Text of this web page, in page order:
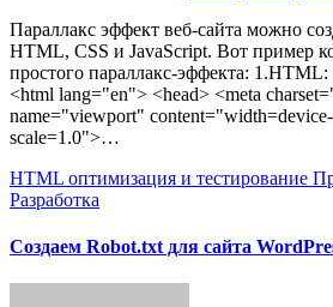
Параллакс эффект веб-сайта можно создать с использованием
HTML, CSS и JavaScript. Вот пример
простого параллакс-эффекта:
<html lang="en"> <head> <meta
name="viewport"
scale=1.0">…
HTML оптимизация и тестирование
Разработка
Создаем Robot.txt для сайта